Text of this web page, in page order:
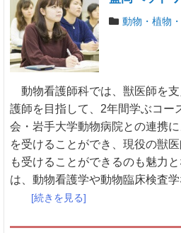
動物・植物
動物看護師科では、獣医師を
護師を目指して、2年間学ぶコー
会・岩手大学動物病院との連携
を受けることができ、現役の獣
も受けることができるのも魅力
は、動物看護学や動物臨床検査
[続きを見る]